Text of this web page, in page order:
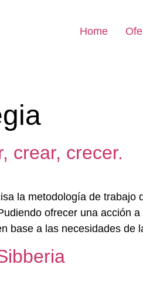
Home
crear, crecer.
la metodología de
ofrecer una acción
base a las necesidades de